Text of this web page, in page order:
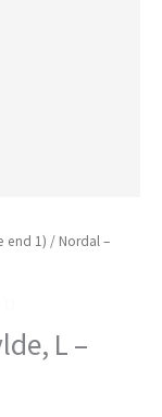
end 1) / Nordal –
L –